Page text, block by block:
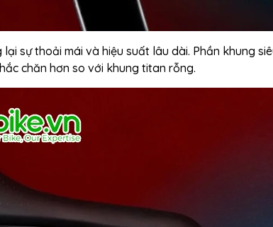
sự thoải mái và hiệu suất lâu dài. Phần khung
chăn hơn so với khung titan rỗng.